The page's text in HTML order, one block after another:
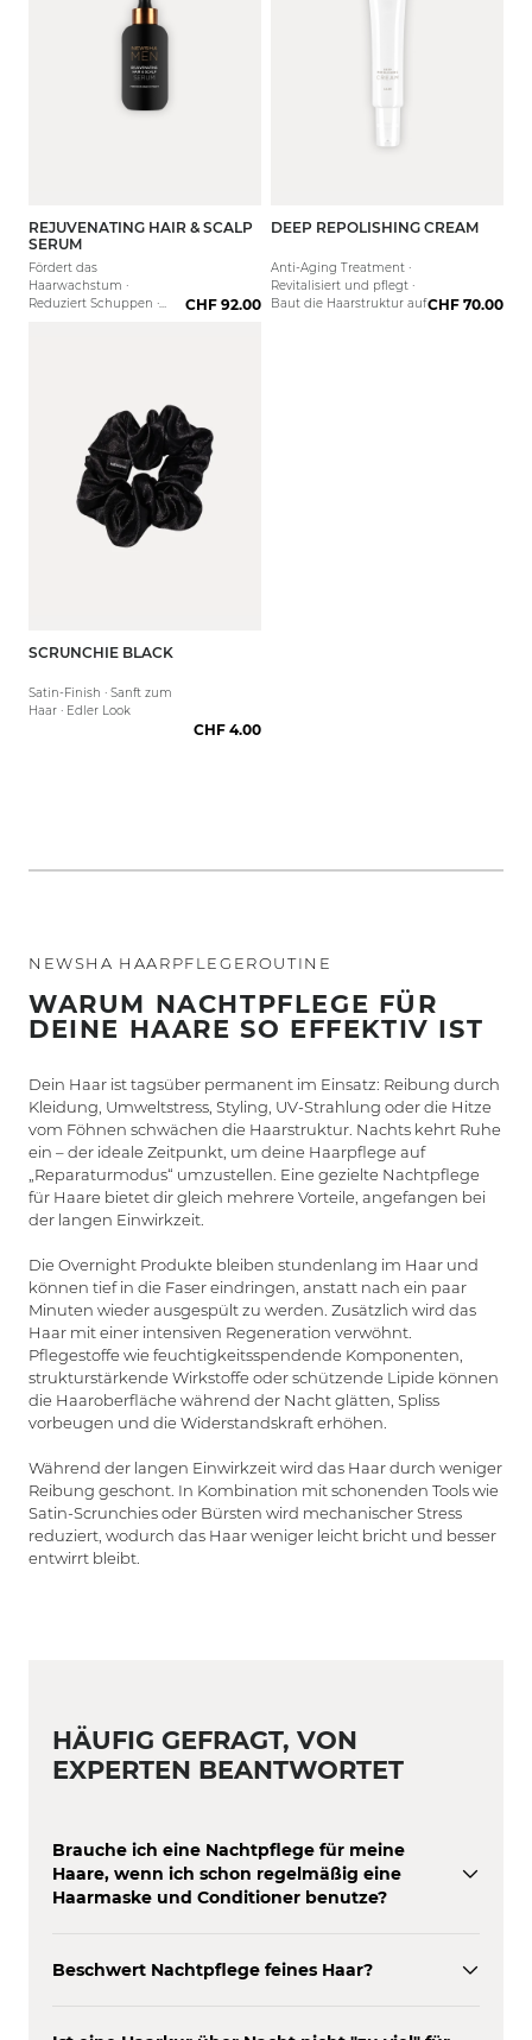
50 ml
REJUVENATING HAIR & SCALP
SERUM
Fördert das
Haarwachstum ·
Reduziert Schuppen ·
CHF 92.00
10 ml 75 ml
DEEP REPOLISHING CREAM
Anti-Aging Treatment ·
Revitalisiert und pflegt ·
Baut die Haarstruktur aufCHF 70.00
SCRUNCHIE BLACK
Satin-Finish · Sanft zum
Haar · Edler Look
CHF 4.00
NEWSHA HAARPFLEGEROUTINE
WARUM NACHTPFLEGE FÜR
DEINE HAARE SO EFFEKTIV IST
Dein Haar ist tagsüber permanent im Einsatz: Reibung durch
Kleidung, Umweltstress, Styling, UV-Strahlung oder die Hitze
vom Föhnen schwächen die Haarstruktur. Nachts kehrt Ruhe
ein – der ideale Zeitpunkt, um deine Haarpflege auf
„Reparaturmodus“ umzustellen. Eine gezielte Nachtpflege
für Haare bietet dir gleich mehrere Vorteile, angefangen bei
der langen Einwirkzeit.
Die Overnight Produkte bleiben stundenlang im Haar und
können tief in die Faser eindringen, anstatt nach ein paar
Minuten wieder ausgespült zu werden. Zusätzlich wird das
Haar mit einer intensiven Regeneration verwöhnt.
Pflegestoffe wie feuchtigkeitsspendende Komponenten,
strukturstärkende Wirkstoffe oder schützende Lipide können
die Haaroberfläche während der Nacht glätten, Spliss
vorbeugen und die Widerstandskraft erhöhen.
Während der langen Einwirkzeit wird das Haar durch weniger
Reibung geschont. In Kombination mit schonenden Tools wie
Satin-Scrunchies oder Bürsten wird mechanischer Stress
reduziert, wodurch das Haar weniger leicht bricht und besser
entwirrt bleibt.
HÄUFIG GEFRAGT, VON
EXPERTEN BEANTWORTET
Brauche ich eine Nachtpflege für meine
Haare, wenn ich schon regelmäßig eine
Haarmaske und Conditioner benutze?
Beschwert Nachtpflege feines Haar?